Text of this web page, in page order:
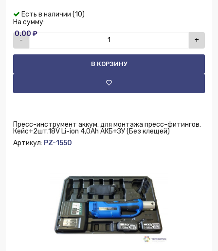
Есть в наличии (10)
На сумму:
0.00 ₽
- +
В КОРЗИНУ
Пресс-инструмент аккум. для монтажа пресс-фитингов.
Кейс+2шт.18V Li-ion 4,0Ah АКБ+ЗУ (Без клещей)
Артикул: PZ-1550